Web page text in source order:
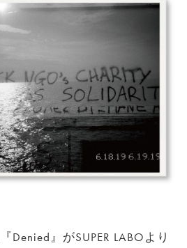
Denied』がSUPER LABOより